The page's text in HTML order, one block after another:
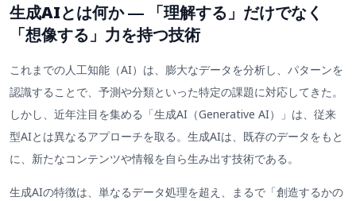
生成AIとは何か ― 「理解する」だけでなく
「想像する」力を持つ技術
これまでの人工知能（AI）は、膨大なデータを分析し、パターンを
認識することで、予測や分類といった特定の課題に対応してきた。
しかし、近年注目を集める「生成AI（Generative AI）」は、従来
型AIとは異なるアプローチを取る。生成AIは、既存のデータをもと
に、新たなコンテンツや情報を自ら生み出す技術である。
生成AIの特徴は、単なるデータ処理を超え、まるで「創造するかの